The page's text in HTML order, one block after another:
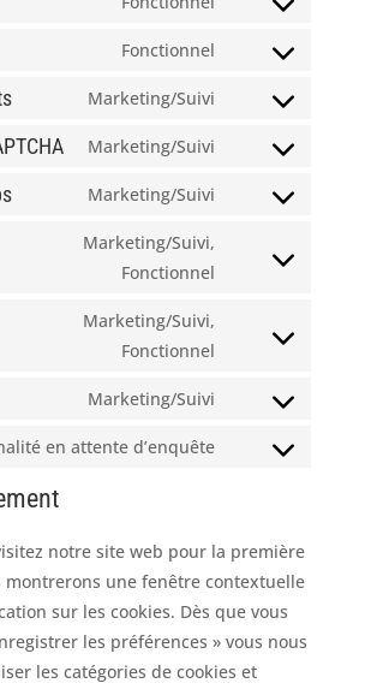
Consent
wordpress
Fonctionnel
Consent
wordfence
Marketing/Suivi
Consent
google-
Marketing/Suivi
Consent
google-
Marketing/Suivi
Consent
service
maps
Marketing/Suivi,
Fonctionnel
Consent
service
Marketing/Suivi,
Fonctionnel
Consent
service
facebook
Marketing/Suivi
Consent
en attente d’enquête
Consent
divers
notre site web pour la première
montrerons une fenêtre contextuelle
sur les cookies. Dès que vous
les préférences » vous nous
les catégories de cookies et